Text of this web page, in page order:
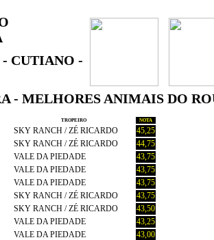
- CUTIANO -
- MELHORES ANIMAIS DO
TROPEIRO NOTA
SKY RANCH / ZÉ RICARDO
45,25
SKY RANCH / ZÉ RICARDO
44,75
VALE DA PIEDADE
43,75
VALE DA PIEDADE
43,75
VALE DA PIEDADE
43,75
SKY RANCH / ZÉ RICARDO
43,75
SKY RANCH / ZÉ RICARDO
43,50
VALE DA PIEDADE
43,25
VALE DA PIEDADE
43,00